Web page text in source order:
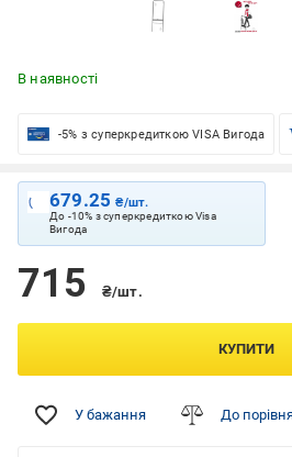
В наявності
-5% з суперкредиткою VISA Вигода
679.25₴/шт.
До -10% з суперкредиткою Visa
Вигода
715 ₴/шт.
КУПИТИ
У бажання До